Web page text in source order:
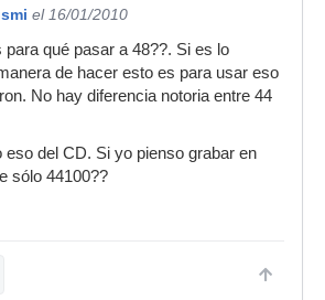
el 16/01/2010
para qué pasar a 48??. Si es lo
de hacer esto es para usar eso
No hay diferencia notoria entre 44
eso del CD. Si yo pienso grabar en
sólo 44100??